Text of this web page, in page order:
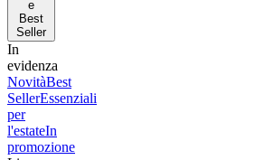
e
Best
Seller
In
evidenza
NovitàBest
SellerEssenziali
per
l'estateIn
promozione